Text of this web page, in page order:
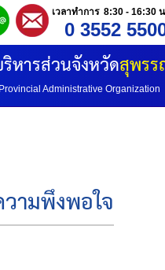
เวลาทำการ 8:30 - 16:30
0 3552
หารส่วนจังหวัดสุพร
Provincial Administrative Organization
ามพึงพอใจ